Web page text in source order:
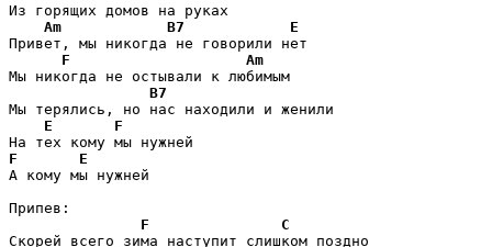
Из горящих домов на руках
Am
B7
E
Привет, мы никогда не говорили нет
F
Am
Мы никогда не остывали к любимым
B7
Мы терялись, но нас находили и женили
E
F
F
E
А кому мы нужней
Припев:
F
C